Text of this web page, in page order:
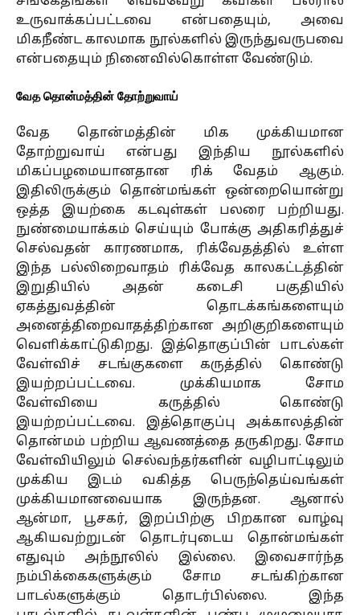
உருவாக்கப்பட்டவை என்பதையும், அவை
மிகநீண்ட காலமாக நூல்களில் இருந்துவருபவை
என்பதையும் நினைவில்கொள்ள வேண்டும்.
வேத தொன்மத்தின் தோற்றுவாய்
வேத தொன்மத்தின் மிக முக்கியமான
தோற்றுவாய் என்பது இந்திய நூல்களில்
மிகப்பழமையானதான ரிக் வேதம் ஆகும்.
இதிலிருக்கும் தொன்மங்கள் ஒன்றையொன்று
ஒத்த இயற்கை கடவுள்கள் பலரை பற்றியது.
நுண்மையாக்கம் செய்யும் போக்கு அதிகரித்துச்
செல்வதன் காரணமாக, ரிக்வேதத்தில் உள்ள
இந்த பல்லிறைவாதம் ரிக்வேத காலகட்டத்தின்
இறுதியில் அதன் கடைசி பகுதியில்
ஏகத்துவத்தின் தொடக்கங்களையும்
அனைத்திறைவாதத்திற்கான அறிகுறிகளையும்
வெளிக்காட்டுகிறது. இத்தொகுப்பின் பாடல்கள்
வேள்விச் சடங்குகளை கருத்தில் கொண்டு
இயற்றப்பட்டவை. முக்கியமாக சோம
வேள்வியை கருத்தில் கொண்டு
இயற்றப்பட்டவை. இத்தொகுப்பு அக்காலத்தின்
தொன்மம் பற்றிய ஆவணத்தை தருகிறது. சோம
வேள்வியிலும் செல்வந்தர்களின் வழிபாட்டிலும்
முக்கிய இடம் வகித்த பெருந்தெய்வங்கள்
முக்கியமானவையாக இருந்தன. ஆனால்
ஆன்மா, பூசகர், இறப்பிற்கு பிறகான வாழ்வு
ஆகியவற்றுடன் தொடர்புடைய தொன்மங்கள்
எதுவும் அந்நூலில் இல்லை. இவைசார்ந்த
நம்பிக்கைகளுக்கும் சோம சடங்கிற்கான
பாடல்களுக்கும் தொடர்பில்லை. இந்த